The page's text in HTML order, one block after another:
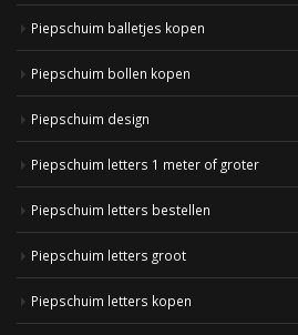
Piepschuim balletjes kopen
Piepschuim bollen kopen
Piepschuim design
Piepschuim letters 1 meter of groter
Piepschuim letters bestellen
Piepschuim letters groot
Piepschuim letters kopen